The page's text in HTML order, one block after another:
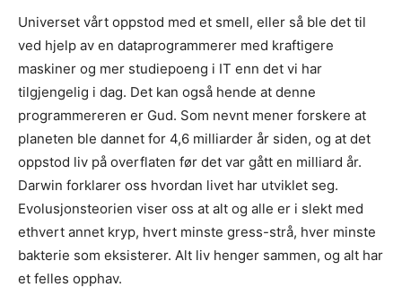
Universet vårt oppstod med et smell, eller så ble det til
ved hjelp av en dataprogrammerer med kraftigere
maskiner og mer studiepoeng i IT enn det vi har
tilgjengelig i dag. Det kan også hende at denne
programmereren er Gud. Som nevnt mener forskere at
planeten ble dannet for 4,6 milliarder år siden, og at det
oppstod liv på overflaten før det var gått en milliard år.
Darwin forklarer oss hvordan livet har utviklet seg.
Evolusjonsteorien viser oss at alt og alle er i slekt med
ethvert annet kryp, hvert minste gress-strå, hver minste
bakterie som eksisterer. Alt liv henger sammen, og alt har
et felles opphav.